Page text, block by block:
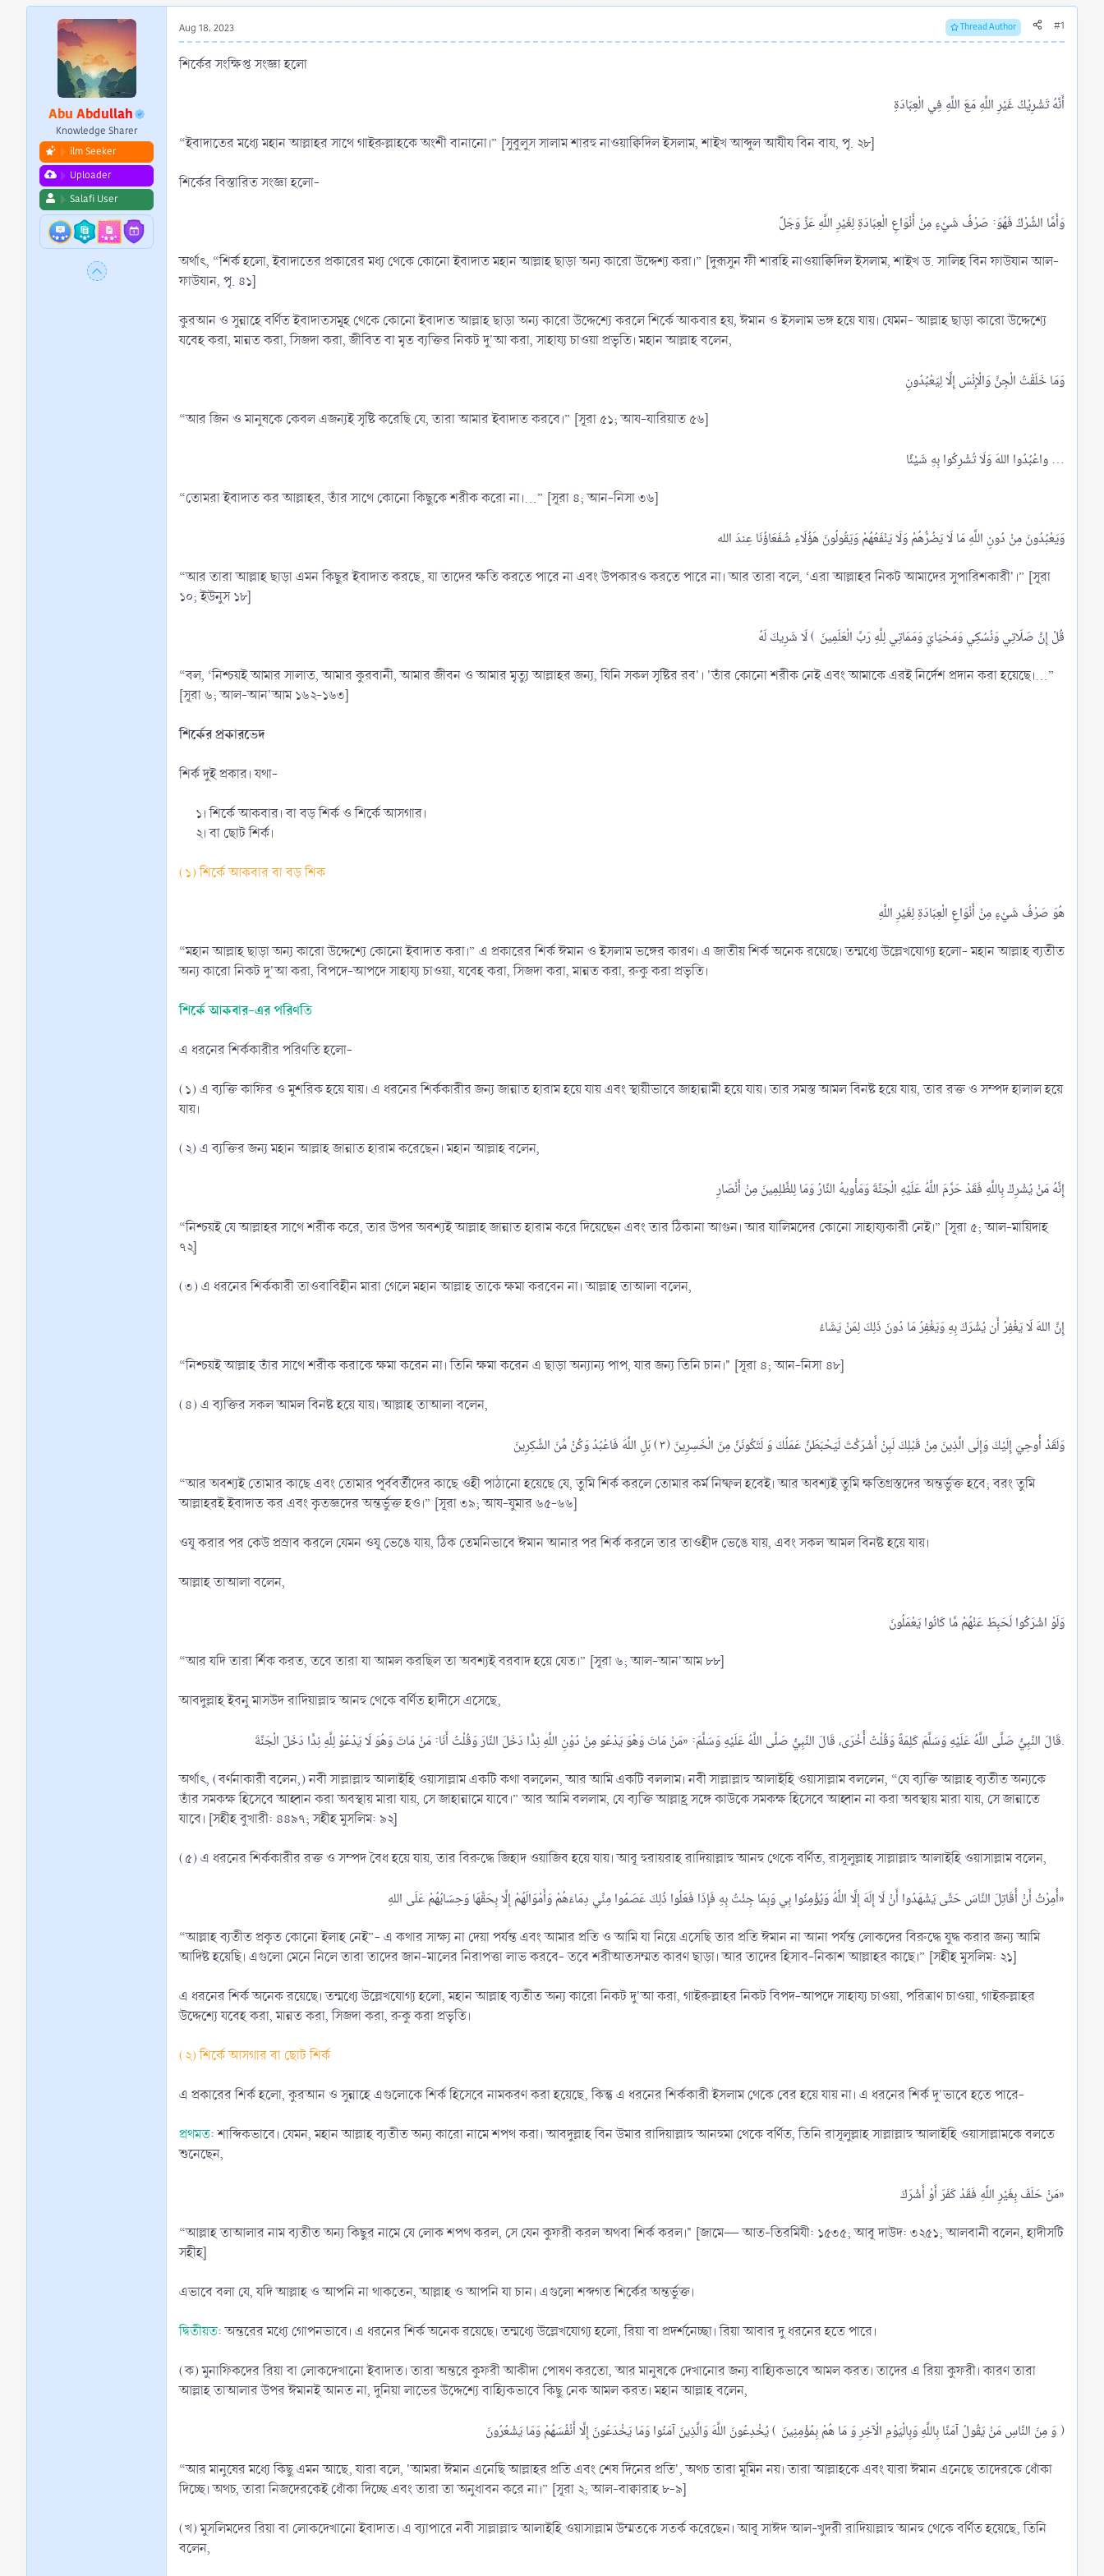
r
t
e
r
Abu Abdullah
Knowledge Sharer
ilm Seeker
Uploader
Salafi User
Aug 18, 2023 Thread Author #1
শির্কের সংক্ষিপ্ত সংজ্ঞা হলো
“ইবাদাতের মধ্যে মহান আল্লাহর সাথে গাইরুল্লাহকে অংশী বানানো।” [সুবুলুস সালাম শারহু নাওয়াক্বিদিল ইসলাম, শাইখ আব্দুল আযীয বিন বায, পৃ. ২৮]
শির্কের বিস্তারিত সংজ্ঞা হলো-
অর্থাৎ, “শির্ক হলো, ইবাদাতের প্রকারের মধ্য থেকে কোনো ইবাদাত মহান আল্লাহ ছাড়া অন্য কারো উদ্দেশ্য করা।” [দুরূসুন ফী শারহি নাওয়াক্বিদিল ইসলাম, শাইখ ড. সালিহ বিন ফাউযান আল-
ফাউযান, পৃ. ৪১]
কুরআন ও সুন্নাহে বর্ণিত ইবাদাতসমূহ থেকে কোনো ইবাদাত আল্লাহ ছাড়া অন্য কারো উদ্দেশ্যে করলে শির্কে আকবার হয়, ঈমান ও ইসলাম ভঙ্গ হয়ে যায়। যেমন- আল্লাহ ছাড়া কারো উদ্দেশ্যে
যবেহ করা, মান্নত করা, সিজদা করা, জীবিত বা মৃত ব্যক্তির নিকট দু'আ করা, সাহায্য চাওয়া প্রভৃতি। মহান আল্লাহ বলেন,
“আর জিন ও মানুষকে কেবল এজন্যই সৃষ্টি করেছি যে, তারা আমার ইবাদাত করবে।” [সূরা ৫১; আয-যারিয়াত ৫৬]
واعْبُدُوا اللهَ وَلَا تُشْرِكُوا بِهِ شَيْئًا ...​
“তোমরা ইবাদাত কর আল্লাহর, তাঁর সাথে কোনো কিছুকে শরীক করো না।...” [সূরা ৪; আন-নিসা ৩৬]
“আর তারা আল্লাহ ছাড়া এমন কিছুর ইবাদাত করছে, যা তাদের ক্ষতি করতে পারে না এবং উপকারও করতে পারে না। আর তারা বলে, ‘এরা আল্লাহর নিকট আমাদের সুপারিশকারী'।” [সূরা
১০; ইউনুস ১৮]
“বল, ‘নিশ্চয়ই আমার সালাত, আমার কুরবানী, আমার জীবন ও আমার মৃত্যু আল্লাহর জন্য, যিনি সকল সৃষ্টির রব'। 'তাঁর কোনো শরীক নেই এবং আমাকে এরই নির্দেশ প্রদান করা হয়েছে।...”
[সূরা ৬; আল-আন'আম ১৬২-১৬৩]
শির্কের প্রকারভেদ
শির্ক দুই প্রকার। যথা-
১। শির্কে আকবার। বা বড় শির্ক ও শির্কে আসগার।​
২। বা ছোট শির্ক।​
(১) শির্কে আকবার বা বড় শিক
“মহান আল্লাহ ছাড়া অন্য কারো উদ্দেশ্যে কোনো ইবাদাত করা।” এ প্রকারের শির্ক ঈমান ও ইসলাম ভঙ্গের কারণ। এ জাতীয় শির্ক অনেক রয়েছে। তন্মধ্যে উল্লেখযোগ্য হলো- মহান আল্লাহ ব্যতীত
অন্য কারো নিকট দু'আ করা, বিপদে-আপদে সাহায্য চাওয়া, যবেহ করা, সিজদা করা, মান্নত করা, রুকু করা প্রভৃতি।
শির্কে আকবার-এর পরিণতি
এ ধরনের শির্ককারীর পরিণতি হলো-
(১) এ ব্যক্তি কাফির ও মুশরিক হয়ে যায়। এ ধরনের শির্ককারীর জন্য জান্নাত হারাম হয়ে যায় এবং স্থায়ীভাবে জাহান্নামী হয়ে যায়। তার সমস্ত আমল বিনষ্ট হয়ে যায়, তার রক্ত ও সম্পদ হালাল হয়ে
যায়।
(২) এ ব্যক্তির জন্য মহান আল্লাহ জান্নাত হারাম করেছেন। মহান আল্লাহ বলেন,
“নিশ্চয়ই যে আল্লাহর সাথে শরীক করে, তার উপর অবশ্যই আল্লাহ জান্নাত হারাম করে দিয়েছেন এবং তার ঠিকানা আগুন। আর যালিমদের কোনো সাহায্যকারী নেই।” [সূরা ৫; আল-মায়িদাহ
৭২]
(৩) এ ধরনের শির্ককারী তাওবাবিহীন মারা গেলে মহান আল্লাহ তাকে ক্ষমা করবেন না। আল্লাহ তাআলা বলেন,
إِنَّ اللهَ لَا يَغْفِرُ أَن يُشْرَكَ بِهِ وَيَغْفِرُ مَا دُونَ ذَلِكَ لِمَنْ يَشَاءُ
“নিশ্চয়ই আল্লাহ তাঁর সাথে শরীক করাকে ক্ষমা করেন না। তিনি ক্ষমা করেন এ ছাড়া অন্যান্য পাপ, যার জন্য তিনি চান।" [সূরা ৪; আন-নিসা ৪৮]
(৪) এ ব্যক্তির সকল আমল বিনষ্ট হয়ে যায়। আল্লাহ তাআলা বলেন,
“আর অবশ্যই তোমার কাছে এবং তোমার পূর্ববর্তীদের কাছে ওহী পাঠানো হয়েছে যে, তুমি শির্ক করলে তোমার কর্ম নিষ্ফল হবেই। আর অবশ্যই তুমি ক্ষতিগ্রস্তদের অন্তর্ভুক্ত হবে; বরং তুমি
আল্লাহরই ইবাদাত কর এবং কৃতজ্ঞদের অন্তর্ভুক্ত হও।” [সূরা ৩৯; আয-যুমার ৬৫-৬৬]
ওযূ করার পর কেউ প্রস্রাব করলে যেমন ওযূ ভেঙে যায়, ঠিক তেমনিভাবে ঈমান আনার পর শির্ক করলে তার তাওহীদ ভেঙে যায়, এবং সকল আমল বিনষ্ট হয়ে যায়।
আল্লাহ তাআলা বলেন,
“আর যদি তারা র্শিক করত, তবে তারা যা আমল করছিল তা অবশ্যই বরবাদ হয়ে যেত।” [সূরা ৬; আল-আন'আম ৮৮]
আবদুল্লাহ ইবনু মাসউদ রাদিয়াল্লাহু আনহু থেকে বর্ণিত হাদীসে এসেছে,
قَالَ النَّبِيُّ صَلَّى اللَّهُ عَلَيْهِ وَسَلَّمَ كَلِمَةً وَقُلْتُ أُخْرَى، قَالَ النَّبِيُّ صَلَّى اللَّهُ عَلَيْهِ وَسَلَّمَ: «مَنْ مَاتَ وَهْوَ يَدْعُو مِنْ دُوْنِ اللَّهِ نِدًّا دَخَلَ النَّارَ وَقُلْتُ أَنَا: مَنْ مَاتَ وَهُوَ لَا يَدْعُوْ لِلَّهِ نِدًّا دَخَلَ الْجَنَّةَ.​
অর্থাৎ, (বর্ণনাকারী বলেন,) নবী সাল্লাল্লাহু আলাইহি ওয়াসাল্লাম একটি কথা বললেন, আর আমি একটি বললাম। নবী সাল্লাল্লাহু আলাইহি ওয়াসাল্লাম বললেন, “যে ব্যক্তি আল্লাহ ব্যতীত অন্যকে
তাঁর সমকক্ষ হিসেবে আহ্বান করা অবস্থায় মারা যায়, সে জাহান্নামে যাবে।” আর আমি বললাম, যে ব্যক্তি আল্লাহ্র সঙ্গে কাউকে সমকক্ষ হিসেবে আহ্বান না করা অবস্থায় মারা যায়, সে জান্নাতে
যাবে। [সহীহ বুখারী: ৪৪৯৭; সহীহ মুসলিম: ৯২]
(৫) এ ধরনের শির্ককারীর রক্ত ও সম্পদ বৈধ হয়ে যায়, তার বিরুদ্ধে জিহাদ ওয়াজিব হয়ে যায়। আবূ হুরায়রাহ রাদিয়াল্লাহু আনহু থেকে বর্ণিত, রাসূলুল্লাহ সাল্লাল্লাহু আলাইহি ওয়াসাল্লাম বলেন,
أُمِرْتُ أَنْ أُقَاتِلَ النَّاسَ حَتَّى يَشْهَدُوا أَنْ لَا إِلَهَ إِلَّا اللَّهُ وَيُؤْمِنُوا بِي وَبِمَا جِئْتُ بِهِ فَإِذَا فَعَلُوا ذُلِكَ عَصَمُوا مِنِّي دِمَاءَهُمْ وَأَمْوَالَهُمْ إِلَّا بِحَقَّهَا وَحِسَابُهُمْ عَلَى اللهِ»​
“আল্লাহ ব্যতীত প্রকৃত কোনো ইলাহ নেই”- এ কথার সাক্ষ্য না দেয়া পর্যন্ত এবং আমার প্রতি ও আমি যা নিয়ে এসেছি তার প্রতি ঈমান না আনা পর্যন্ত লোকদের বিরুদ্ধে যুদ্ধ করার জন্য আমি
আদিষ্ট হয়েছি। এগুলো মেনে নিলে তারা তাদের জান-মালের নিরাপত্তা লাভ করবে- তবে শরীআতসম্মত কারণ ছাড়া। আর তাদের হিসাব-নিকাশ আল্লাহর কাছে।” [সহীহ মুসলিম: ২১]
এ ধরনের শির্ক অনেক রয়েছে। তন্মধ্যে উল্লেখযোগ্য হলো, মহান আল্লাহ ব্যতীত অন্য কারো নিকট দু'আ করা, গাইরুল্লাহর নিকট বিপদ-আপদে সাহায্য চাওয়া, পরিত্রাণ চাওয়া, গাইরুল্লাহর
উদ্দেশ্যে যবেহ করা, মান্নত করা, সিজদা করা, রুকু করা প্রভৃতি।
(২) শির্কে আসগার বা ছোট শির্ক
এ প্রকারের শির্ক হলো, কুরআন ও সুন্নাহে এগুলোকে শির্ক হিসেবে নামকরণ করা হয়েছে, কিন্তু এ ধরনের শির্ককারী ইসলাম থেকে বের হয়ে যায় না। এ ধরনের শির্ক দু'ভাবে হতে পারে-
প্রথমত: শাব্দিকভাবে। যেমন, মহান আল্লাহ ব্যতীত অন্য কারো নামে শপথ করা। আবদুল্লাহ বিন উমার রাদিয়াল্লাহু আনহুমা থেকে বর্ণিত, তিনি রাসূলুল্লাহ সাল্লাল্লাহু আলাইহি ওয়াসাল্লামকে বলতে
শুনেছেন,
مَنْ حَلَفَ بِغَيْرِ اللَّهِ فَقَدْ كَفَرَ أَوْ أَشْرَكَ»​
“আল্লাহ তাআলার নাম ব্যতীত অন্য কিছুর নামে যে লোক শপথ করল, সে যেন কুফরী করল অথবা শির্ক করল।" [জামে— আত-তিরমিযী: ১৫৩৫; আবূ দাউদ: ৩২৫১; আলবানী বলেন, হাদীসটি
সহীহ]
এভাবে বলা যে, যদি আল্লাহ ও আপনি না থাকতেন, আল্লাহ ও আপনি যা চান। এগুলো শব্দগত শির্কের অন্তর্ভুক্ত।
দ্বিতীয়ত: অন্তরের মধ্যে গোপনভাবে। এ ধরনের শির্ক অনেক রয়েছে। তন্মধ্যে উল্লেখযোগ্য হলো, রিয়া বা প্রদর্শনেচ্ছা। রিয়া আবার দু ধরনের হতে পারে।
(ক) মুনাফিকদের রিয়া বা লোকদেখানো ইবাদাত। তারা অন্তরে কুফরী আকীদা পোষণ করতো, আর মানুষকে দেখানোর জন্য বাহ্যিকভাবে আমল করত। তাদের এ রিয়া কুফরী। কারণ তারা
আল্লাহ তাআলার উপর ঈমানই আনত না, দুনিয়া লাভের উদ্দেশ্যে বাহ্যিকভাবে কিছু নেক আমল করত। মহান আল্লাহ বলেন,
وَ مِنَ النَّاسِ مَنْ يَقُولُ آمَنَّا بِاللَّهِ وَبِالْيَوْمِ الْآخِرِ وَ مَا هُمْ بِمُؤْمِنِينَ ) يُخْدِعُونَ اللَّهَ وَالَّذِينَ آمَنُوا وَمَا يَخْدَعُونَ إِلَّا أَنْفُسَهُمْ وَمَا يَشْعُرُونَ )​
“আর মানুষের মধ্যে কিছু এমন আছে, যারা বলে, 'আমরা ঈমান এনেছি আল্লাহর প্রতি এবং শেষ দিনের প্রতি', অথচ তারা মুমিন নয়। তারা আল্লাহকে এবং যারা ঈমান এনেছে তাদেরকে ধোঁকা
দিচ্ছে। অথচ, তারা নিজদেরকেই ধোঁকা দিচ্ছে এবং তারা তা অনুধাবন করে না।” [সূরা ২; আল-বাক্বারাহ ৮-৯]
(খ) মুসলিমদের রিয়া বা লোকদেখানো ইবাদাত। এ ব্যাপারে নবী সাল্লাল্লাহু আলাইহি ওয়াসাল্লাম উম্মতকে সতর্ক করেছেন। আবূ সাঈদ আল-খুদরী রাদিয়াল্লাহু আনহু থেকে বর্ণিত হয়েছে, তিনি
বলেন,